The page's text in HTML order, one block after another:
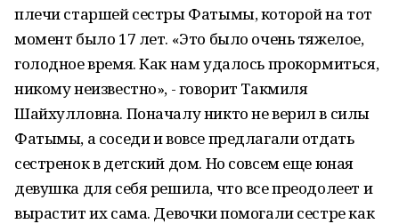
плечи старшей сестры Фатымы, которой на тот
момент было 17 лет. «Это было очень тяжелое,
голодное время. Как нам удалось прокормиться,
никому неизвестно», - говорит Такмиля
Шайхулловна. Поначалу никто не верил в силы
Фатымы, а соседи и вовсе предлагали отдать
сестренок в детский дом. Но совсем еще юная
девушка для себя решила, что все преодолеет и
вырастит их сама. Девочки помогали сестре как